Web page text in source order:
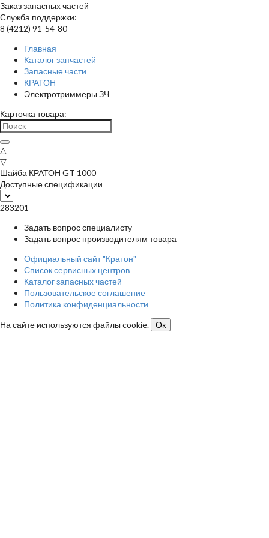
Заказ запасных частей
Служба поддержки:
8 (4212) 91-54-80
Главная
Каталог запчастей
Запасные части
КРАТОН
Электротриммеры ЗЧ
Карточка товара:
△
▽
Шайба КРАТОН GT 1000
Доступные спецификации
283201
Задать вопрос специалисту
Задать вопрос производителям товара
Официальный сайт "Кратон"
Список сервисных центров
Каталог запасных частей
Пользовательское соглашение
Политика конфиденциальности
На сайте используются файлы cookie.
Ок